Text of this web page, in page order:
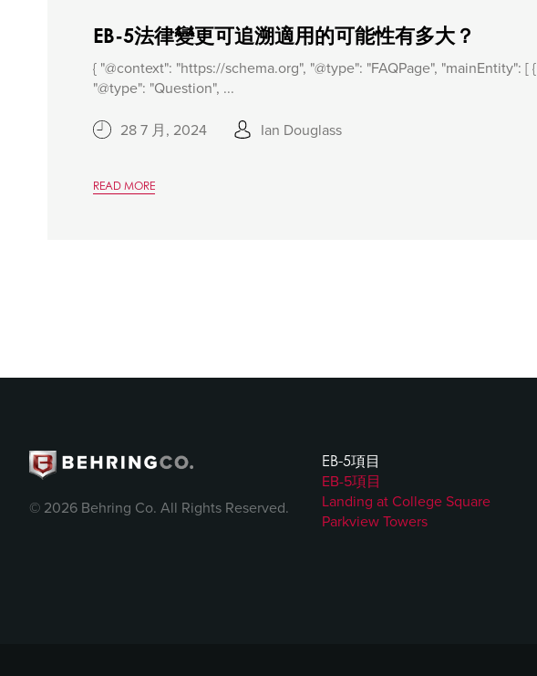
EB-5法律變更可追溯適用的可能性有多大？
{ "@context": "https://schema.org", "@type": "FAQPage", "mainEntity": [ {
"@type": "Question", ...
28 7 月, 2024 Ian Douglass
READ MORE
© 2026 Behring Co. All Rights Reserved.
EB-5項目
EB-5項目
Landing at College Square
Parkview Towers